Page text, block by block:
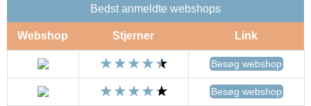
Bedst anmeldte webshops
Webshop Stjerner Link
Besøg webshop
Besøg webshop